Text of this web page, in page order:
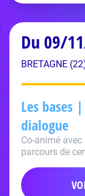
Du 09/
BRETAGNE
Les bases
dialogue
Co-animé
parcours de